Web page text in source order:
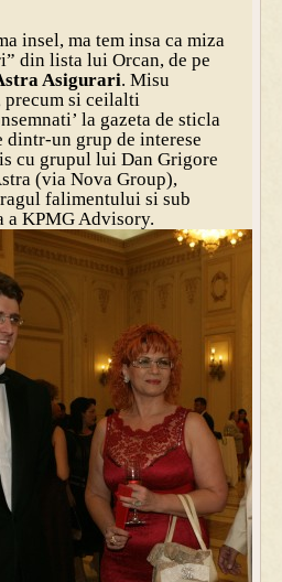
insel, ma tem insa ca miza
din lista lui Orcan, de pe
Asigurari. Misu
precum si ceilalti
la gazeta de sticla
dintr-un grup de interese
cu grupul lui Dan Grigore
(via Nova Group),
falimentului si sub
a KPMG Advisory.